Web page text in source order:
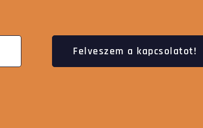
Felveszem a kapcsolatot!